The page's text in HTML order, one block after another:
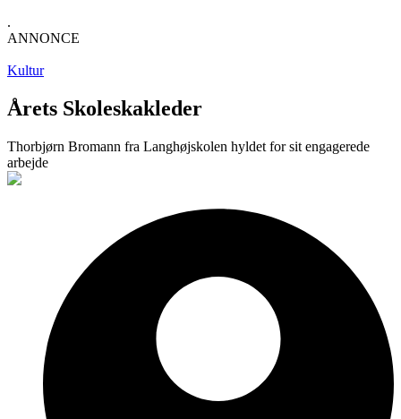
.
ANNONCE
Kultur
Årets Skoleskakleder
Thorbjørn Bromann fra Langhøjskolen hyldet for sit engagerede
arbejde